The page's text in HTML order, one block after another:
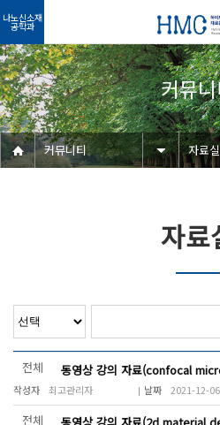
나노신소재
공학과
커뮤
커뮤니티 자료실
자료
전체 동영상 강의 자료(confocal
최고관리자 2021-12-06
전체